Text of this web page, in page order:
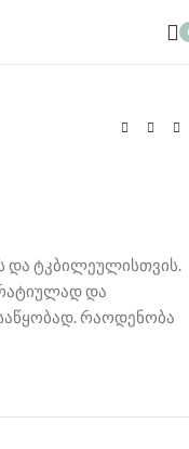
და ტკბილეულისთვის.
და
რაოდენობა